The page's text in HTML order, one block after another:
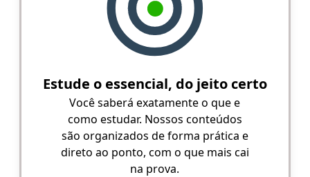
Estude o essencial, do jeito certo
Você saberá exatamente o que e
como estudar. Nossos conteúdos
são organizados de forma prática e
direto ao ponto, com o que mais cai
na prova.